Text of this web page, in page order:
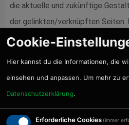
die aktuelle und zukünftige
der gelinkten/verknüpften Seiten.
sich hiermit ausdrücklich von allen
Gästebüchern, Diskussionsforen
Cookie-
Hier kannst du die Informationen, die
einsehen und anpassen. Um mehr zu
Datenschutzerklärung.
Erforderliche Cookies (immer